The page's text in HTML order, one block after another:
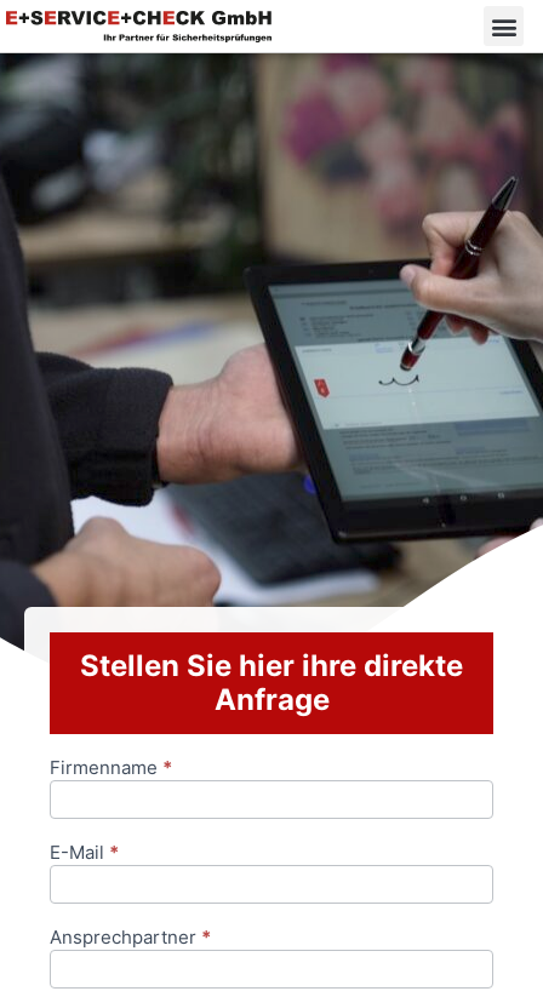
Stellen Sie hier ihre direkte
Anfrage
Anfrageformular
Firmenname *
E-Mail *
Ansprechpartner *